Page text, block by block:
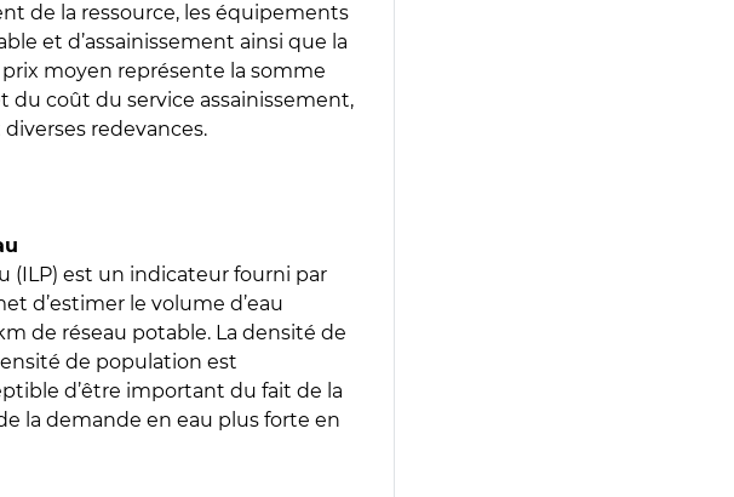
de la ressource, les équipements
et d’assainissement ainsi que la
moyen représente la somme
du coût du service assainissement,
redevances.
(ILP) est un indicateur fourni par
d’estimer le volume d’eau
de réseau potable. La densité de
de population est
d’être important du fait de la
la demande en eau plus forte en